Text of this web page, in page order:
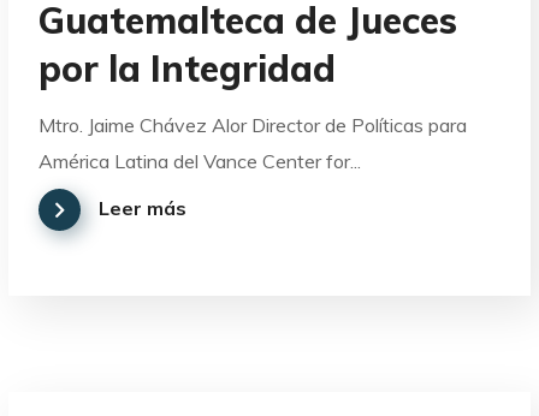
Guatemalteca de Jueces
por la Integridad
Mtro. Jaime Chávez Alor Director de Políticas para
América Latina del Vance Center for...
Leer más